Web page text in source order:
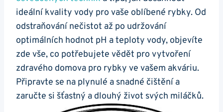
ideální kvality vody pro vaše oblíbené rybky. Od
odstraňování nečistot až po udržování‌
optimálních hodnot pH a teploty ⁤vody, objevíte​
zde vše, co potřebujete ​vědět pro vytvoření
zdravého domova pro rybky ve vašem⁤ akváriu.‍
Připravte se na plynulé a snadné⁣ čištění a
zaručte si šťastný a dlouhý⁤ život svých miláčků.